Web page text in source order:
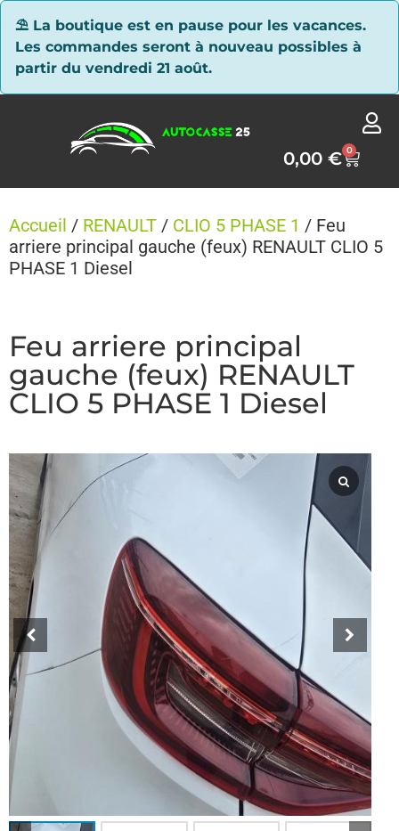
⛱ La boutique est en pause pour les vacances.
Les commandes seront à nouveau possibles à
partir du vendredi 21 août.
0,00€ 0
Accueil / RENAULT / CLIO 5 PHASE 1 / Feu
arriere principal gauche (feux) RENAULT CLIO 5
PHASE 1 Diesel
Feu arriere principal
gauche (feux) RENAULT
CLIO 5 PHASE 1 Diesel
Panneau de gestion des cookies